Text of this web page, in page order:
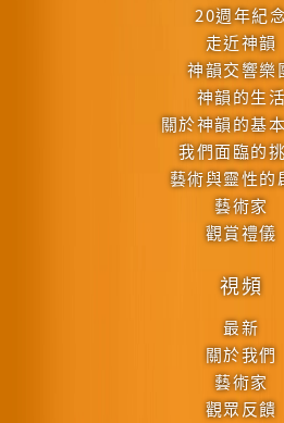
20週年紀
走近神韻
神韻交響樂
神韻的生活
關於神韻的基
我們面臨的
藝術與靈性的
藝術家
觀賞禮儀
視頻
最新
關於我們
藝術家
觀眾反饋